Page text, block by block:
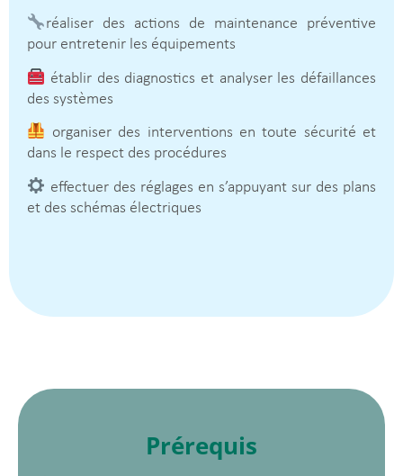
réaliser des actions de maintenance préventive
pour entretenir les équipements
établir des diagnostics et analyser les défaillances
des systèmes
organiser des interventions en toute sécurité et
dans le respect des procédures
effectuer des réglages en s’appuyant sur des plans
et des schémas électriques
Prérequis